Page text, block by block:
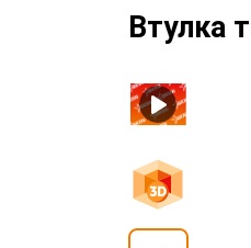
Втулка